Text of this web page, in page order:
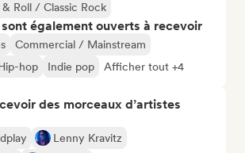
& Roll / Classic Rock
également ouverts à recevoir
Commercial / Mainstream
hop Indie pop Afficher tout +4
des morceaux d’artistes
Lenny Kravitz